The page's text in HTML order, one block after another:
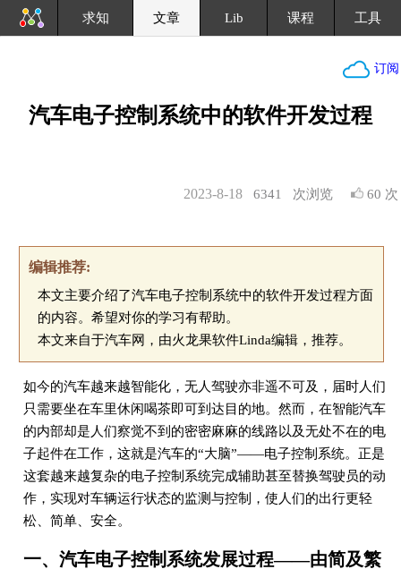
求知 文章 Lib 课程 工具
订阅
汽车电子控制系统中的软件开发过程
6341 次浏览 60 次
2023-8-18
编辑推荐:
本文主要介绍了汽车电子控制系统中的软件开发过程方面
的内容。希望对你的学习有帮助。
本文来自于汽车网，由火龙果软件Linda编辑，推荐。
如今的汽车越来越智能化，无人驾驶亦非遥不可及，届时人们
只需要坐在车里休闲喝茶即可到达目的地。然而，在智能汽车
的内部却是人们察觉不到的密密麻麻的线路以及无处不在的电
子起件在工作，这就是汽车的“大脑”——电子控制系统。正是
这套越来越复杂的电子控制系统完成辅助甚至替换驾驶员的动
作，实现对车辆运行状态的监测与控制，使人们的出行更轻
松、简单、安全。
一、汽车电子控制系统发展过程——由简及繁